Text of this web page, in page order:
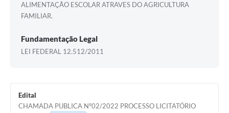
ALIMENTAÇÃO ESCOLAR ATRAVES DO AGRICULTURA
FAMILIAR.
Fundamentação Legal
LEI FEDERAL 12.512/2011
Edital
CHAMADA PUBLICA Nº02/2022 PROCESSO LICITATÓRIO